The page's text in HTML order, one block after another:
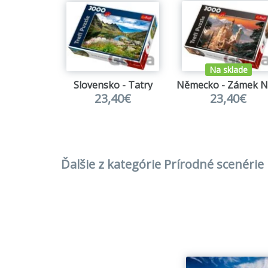
keďže
1908
plat
Boom
ďalšie,
predaj
Slovensko - Tatry
23,40€
Na sklade
23,40€
Ďalšie z kategórie Prírodné scenérie